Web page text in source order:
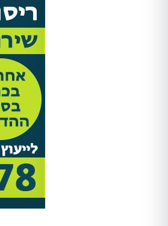
מדובר ב"עסק מסריח" (סבלנו מריח
הצוות דאג לטפל לנו בבעיה בצורה
הכי טובה שאפשר. אלדד דאג לנקות